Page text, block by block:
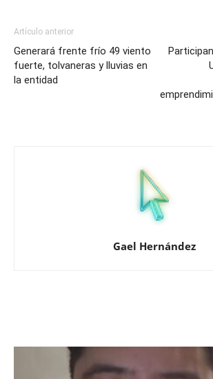
Artículo anterior
Generará frente frío 49 viento
fuerte, tolvaneras y lluvias en
la entidad
Gael Hernández